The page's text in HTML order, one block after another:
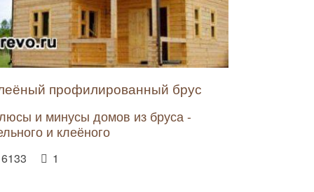
профилированный брус
и минусы домов из бруса -
и клеёного
6133 1